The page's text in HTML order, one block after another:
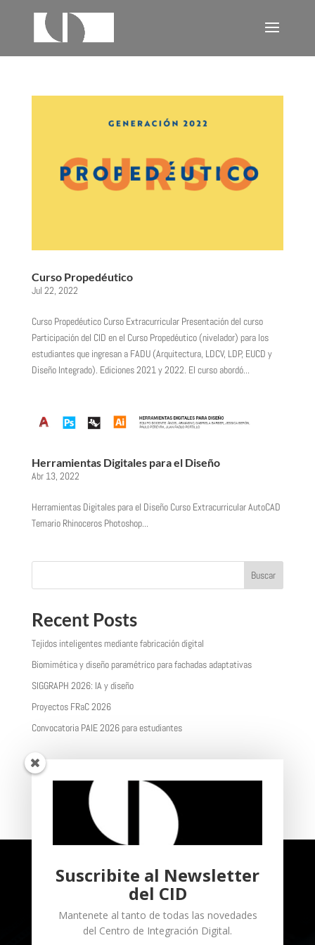
Curso Propedéutico
Jul 22, 2022
Curso Propedéutico Curso Extracurricular Presentación del curso
Participación del CID en el Curso Propedéutico (nivelador) para los
estudiantes que ingresan a FADU (Arquitectura, LDCV, LDP, EUCD y
Diseño Integrado). Ediciones 2021 y 2022. El curso abordó...
Herramientas Digitales para el Diseño
Abr 13, 2022
Herramientas Digitales para el Diseño Curso Extracurricular AutoCAD
Temario Rhinoceros Photoshop...
Buscar
Recent Posts
Tejidos inteligentes mediante fabricación digital
Biomimética y diseño paramétrico para fachadas adaptativas
SIGGRAPH 2026: IA y diseño
Proyectos FRaC 2026
Convocatoria PAIE 2026 para estudiantes
Recent Comments
No hay comentarios que mostrar.
Suscribite al Newsletter
del CID
Mantenete al tanto de todas las novedades
del Centro de Integración Digital.